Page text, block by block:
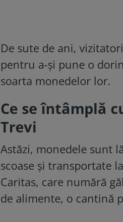
De sute de ani,
pentru a-şi pune o
soarta monedelor lor.
Ce se întâmplă
Trevi
Astăzi, monedele sunt
scoase şi transportate
Caritas, care numără
de alimente, o cantină